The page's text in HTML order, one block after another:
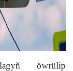
öwrülip